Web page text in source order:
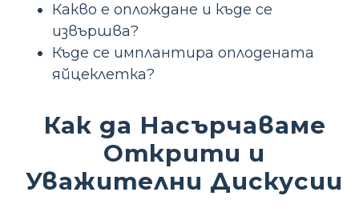
Какво е оплождане и къде се
извършва?
Къде се имплантира оплодената
яйцеклетка?
Как да Насърчаваме
Открити и
Уважителни Дискусии